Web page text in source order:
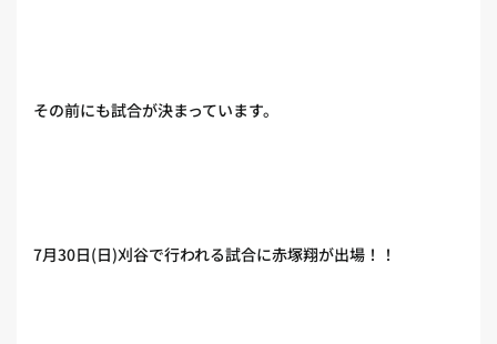
その前にも試合が決まっています。
7月30日(日)刈谷で行われる試合に赤塚翔が出場！！